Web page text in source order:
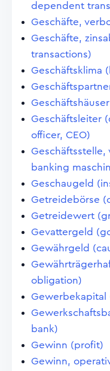
dependent
Geschäfte,
Geschäfte,
transactions)
Geschäftsklima
Geschäftsleiter
officer, CEO)
Geschäftsstelle,
banking
Geschaugeld
Getreidebörse
Getreidewert
Gevattergeld
Gewährgeld
obligation)
Gewerbekapital
bank)
Gewinn (profit)
Gewinn,